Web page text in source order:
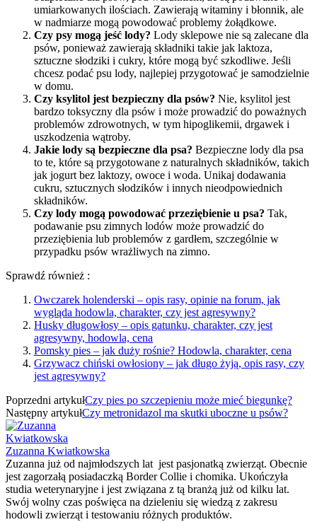
umiarkowanych ilościach. Zawierają witaminy i błonnik, ale
w nadmiarze mogą powodować problemy żołądkowe.
Czy psy mogą jeść lody? Lody sklepowe nie są zalecane dla
psów, ponieważ zawierają składniki takie jak laktoza,
sztuczne słodziki i cukry, które mogą być szkodliwe. Jeśli
chcesz podać psu lody, najlepiej przygotować je samodzielnie
w domu.
Czy ksylitol jest bezpieczny dla psów? Nie, ksylitol jest
bardzo toksyczny dla psów i może prowadzić do poważnych
problemów zdrowotnych, w tym hipoglikemii, drgawek i
uszkodzenia wątroby.
Jakie lody są bezpieczne dla psa? Bezpieczne lody dla psa
to te, które są przygotowane z naturalnych składników, takich
jak jogurt bez laktozy, owoce i woda. Unikaj dodawania
cukru, sztucznych słodzików i innych nieodpowiednich
składników.
Czy lody mogą powodować przeziębienie u psa? Tak,
podawanie psu zimnych lodów może prowadzić do
przeziębienia lub problemów z gardłem, szczególnie w
przypadku psów wrażliwych na zimno.
Sprawdź również :
Owczarek holenderski – opis rasy, opinie na forum, jak
wygląda hodowla, charakter, czy jest agresywny?
Husky długowłosy – opis gatunku, charakter, czy jest
agresywny, hodowla, cena
Pomsky pies – jak duży rośnie? Hodowla, charakter, cena
Grzywacz chiński owłosiony – jak długo żyją, opis rasy, czy
jest agresywny?
Poprzedni artykułCzy pies po szczepieniu może mieć biegunkę?
Następny artykułCzy metronidazol ma skutki uboczne u psów?
Zuzanna Kwiatkowska
Zuzanna już od najmłodszych lat jest pasjonatką zwierząt. Obecnie
jest zagorzałą posiadaczką Border Collie i chomika. Ukończyła
studia weterynaryjne i jest związana z tą branżą już od kilku lat.
Swój wolny czas poświęca na dzieleniu się wiedzą z zakresu
hodowli zwierząt i testowaniu różnych produktów.